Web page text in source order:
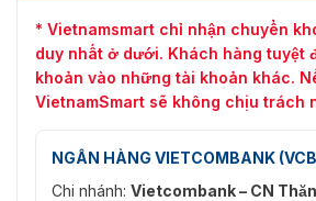
* Vietnamsmart chỉ nhận chuyển
duy nhất ở dưới. Khách hàng tuyệt
khoản vào những tài khoản khác.
VietnamSmart sẽ không chịu trách
NGÂN HÀNG VIETCOMBANK
Chi nhánh: Vietcombank – CN